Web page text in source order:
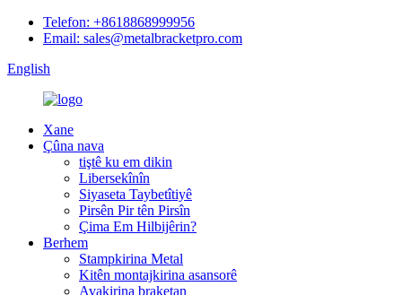
Telefon: +8618868999956
Email: sales@metalbracketpro.com
English
Xane
Çûna nava
tiştê ku em dikin
Libersekînîn
Siyaseta Taybetîtiyê
Pirsên Pir tên Pirsîn
Çima Em Hilbijêrin?
Berhem
Stampkirina Metal
Kitên montajkirina asansorê
Avakirina braketan